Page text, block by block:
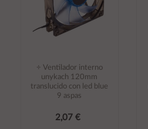
÷ Ventilador interno
unykach 120mm
translucido con led blue
9 aspas
2,07 €